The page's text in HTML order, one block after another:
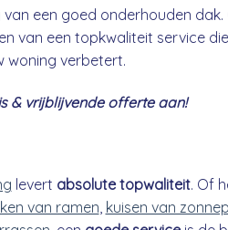
een goed onderhouden
van een topkwaliteit service
woning verbetert.
& vrijblijvende offerte aan!
levert absolute topwaliteit. Of
van ramen, kuisen van